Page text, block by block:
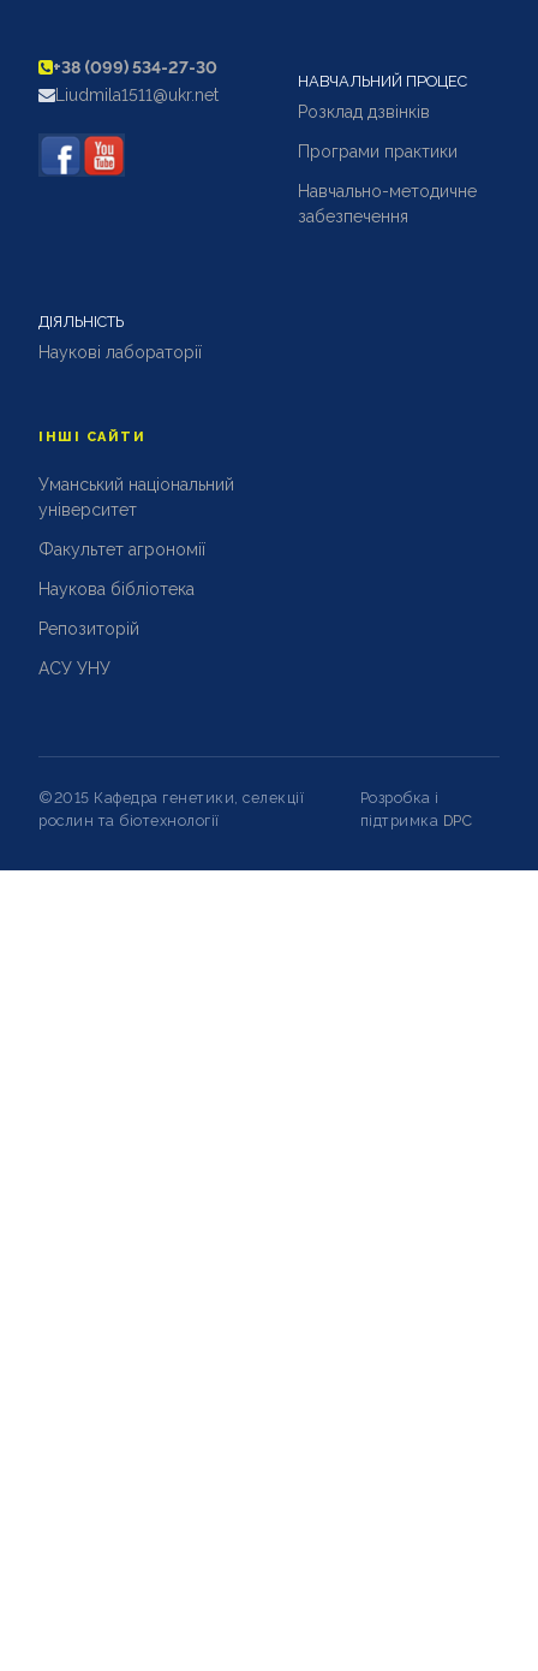
+38 (099) 534-27-30
Liudmila1511@ukr.net
НАВЧАЛЬНИЙ ПРОЦЕС
Розклад дзвінків
Програми практики
Навчально-методичне
забезпечення
ДІЯЛЬНІСТЬ
Наукові лабораторії
ІНШІ САЙТИ
Уманський національний
університет
Факультет агрономії
Наукова бібліотека
Репозиторій
АСУ УНУ
©2015 Кафедра генетики, селекції
рослин та біотехнології
Розробка і
підтримка DPC